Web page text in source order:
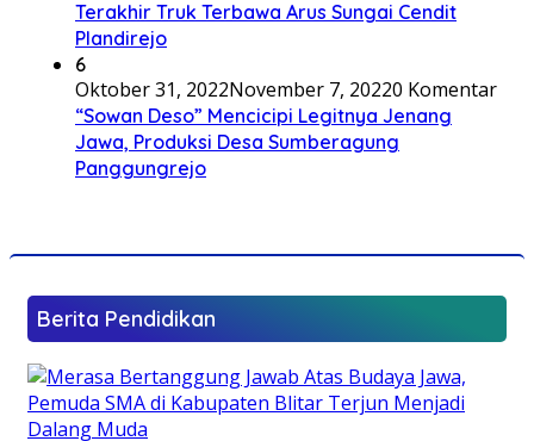
Terakhir Truk Terbawa Arus Sungai Cendit
Plandirejo
6
Oktober 31, 2022November 7, 20220 Komentar
“Sowan Deso” Mencicipi Legitnya Jenang
Jawa, Produksi Desa Sumberagung
Panggungrejo
Berita Pendidikan